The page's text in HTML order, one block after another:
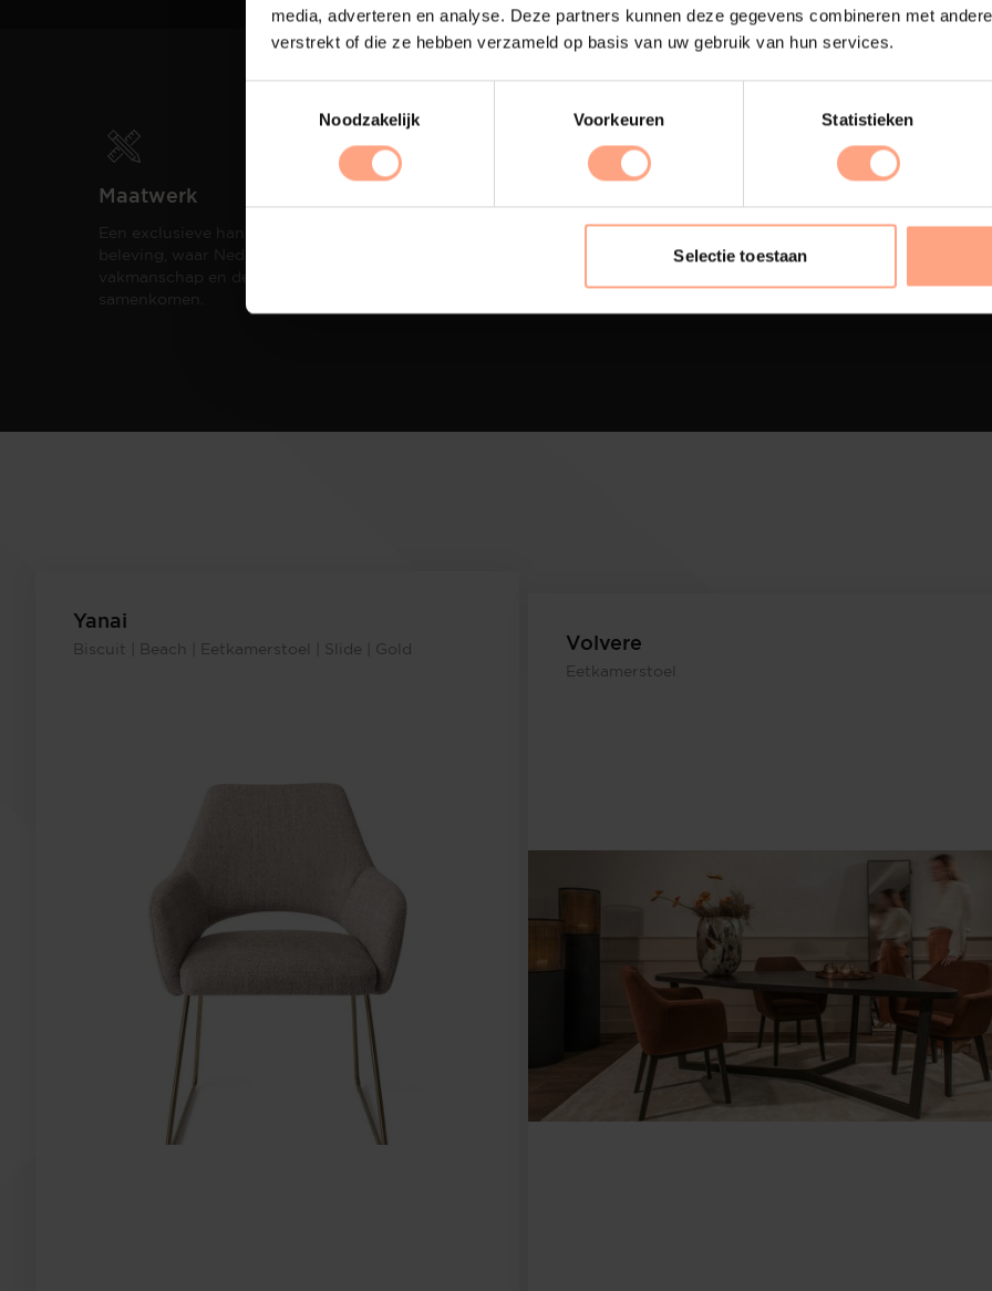
media, adverteren en analyse. Deze partners kunnen deze gegevens combineren met
verstrekt of die ze hebben verzameld op basis van uw gebruik van hun services.
Noodzakelijk Voorkeuren Statistieken
Selectie toestaan
Maatwerk
Een exclusieve handgemaakte
beleving, waar Nederlands
vakmanschap en design
samenkomen.
De meubelen worden in onze
eigen spuiterij afgewerkt met
PUUUR biedt volledige
ontzorging van eerste
Yanai
Biscuit | Beach | Eetkamerstoel | Slide | Gold Volvere
Eetkamerstoel